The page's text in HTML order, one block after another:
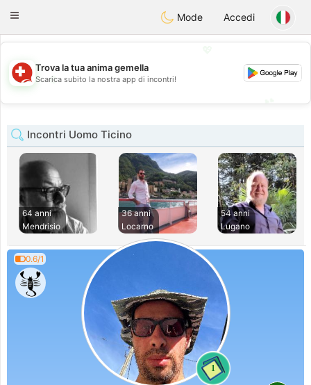
Suissi
Toggle
Mode Accedi
💖
💕
Trova la tua anima gemella
Scarica subito la nostra app di incontri!
Incontri Uomo Ticino
64 anni
Mendrisio
36 anni
Locarno
54 anni
Lugano
0.6/1
1